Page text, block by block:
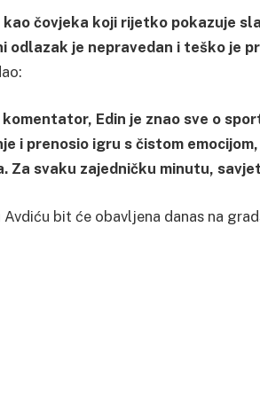
kao čovjeka koji rijetko pokazuje
odlazak je nepravedan i teško je
Edin je znao sve o
i prenosio igru s čistom
Za svaku zajedničku minutu,
Avdiću bit će obavljena danas na